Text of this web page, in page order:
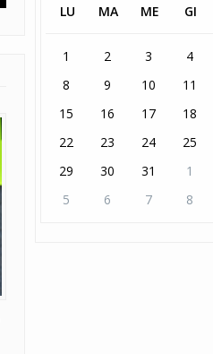
LU MA ME GI
1 2 3 4
8
9 10 11
15
16 17 18
22
23 24 25
29
30 31 1
5
6 7 8